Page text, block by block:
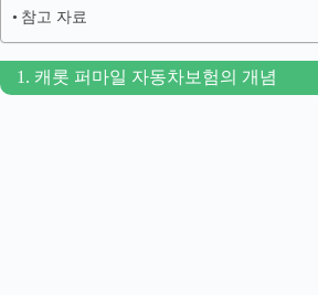
참고 자료
1. 캐롯 퍼마일 자동차보험의 개념